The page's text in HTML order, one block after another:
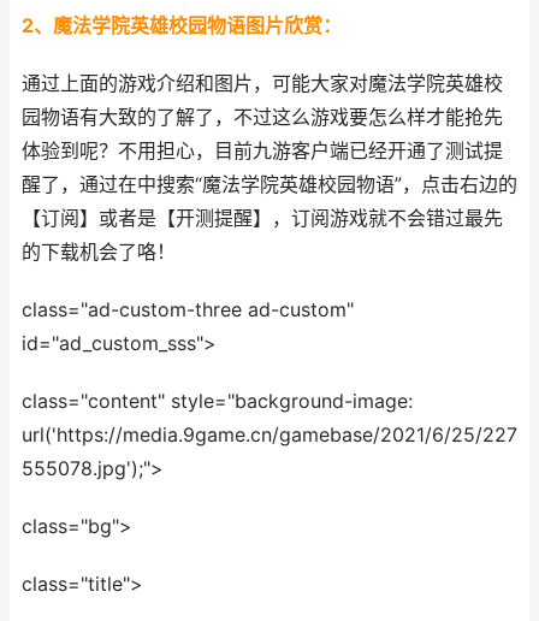
2、魔法学院英雄校园物语图片欣赏：
通过上面的游戏介绍和图片，可能大家对魔法学院英雄校
园物语有大致的了解了，不过这么游戏要怎么样才能抢先
体验到呢？不用担心，目前九游客户端已经开通了测试提
醒了，通过在中搜索“魔法学院英雄校园物语”，点击右边的
【订阅】或者是【开测提醒】，订阅游戏就不会错过最先
的下载机会了咯！
class="ad-custom-three ad-custom"
id="ad_custom_sss">
class="content" style="background-image:
url('https://media.9game.cn/gamebase/2021/6/25/227
555078.jpg');">
class="bg">
class="title">